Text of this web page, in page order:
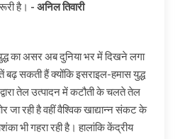
है। - अनिल तिवारी
का असर अब दुनिया भर में दिखने लगा
सकती हैं क्योंकि इसराइल-हमास युद्ध
तेल उत्पादन में कटौती के चलते तेल
रही है वहीं वैश्विक खाद्यान्न संकट के
भी गहरा रही है। हालांकि केंद्रीय